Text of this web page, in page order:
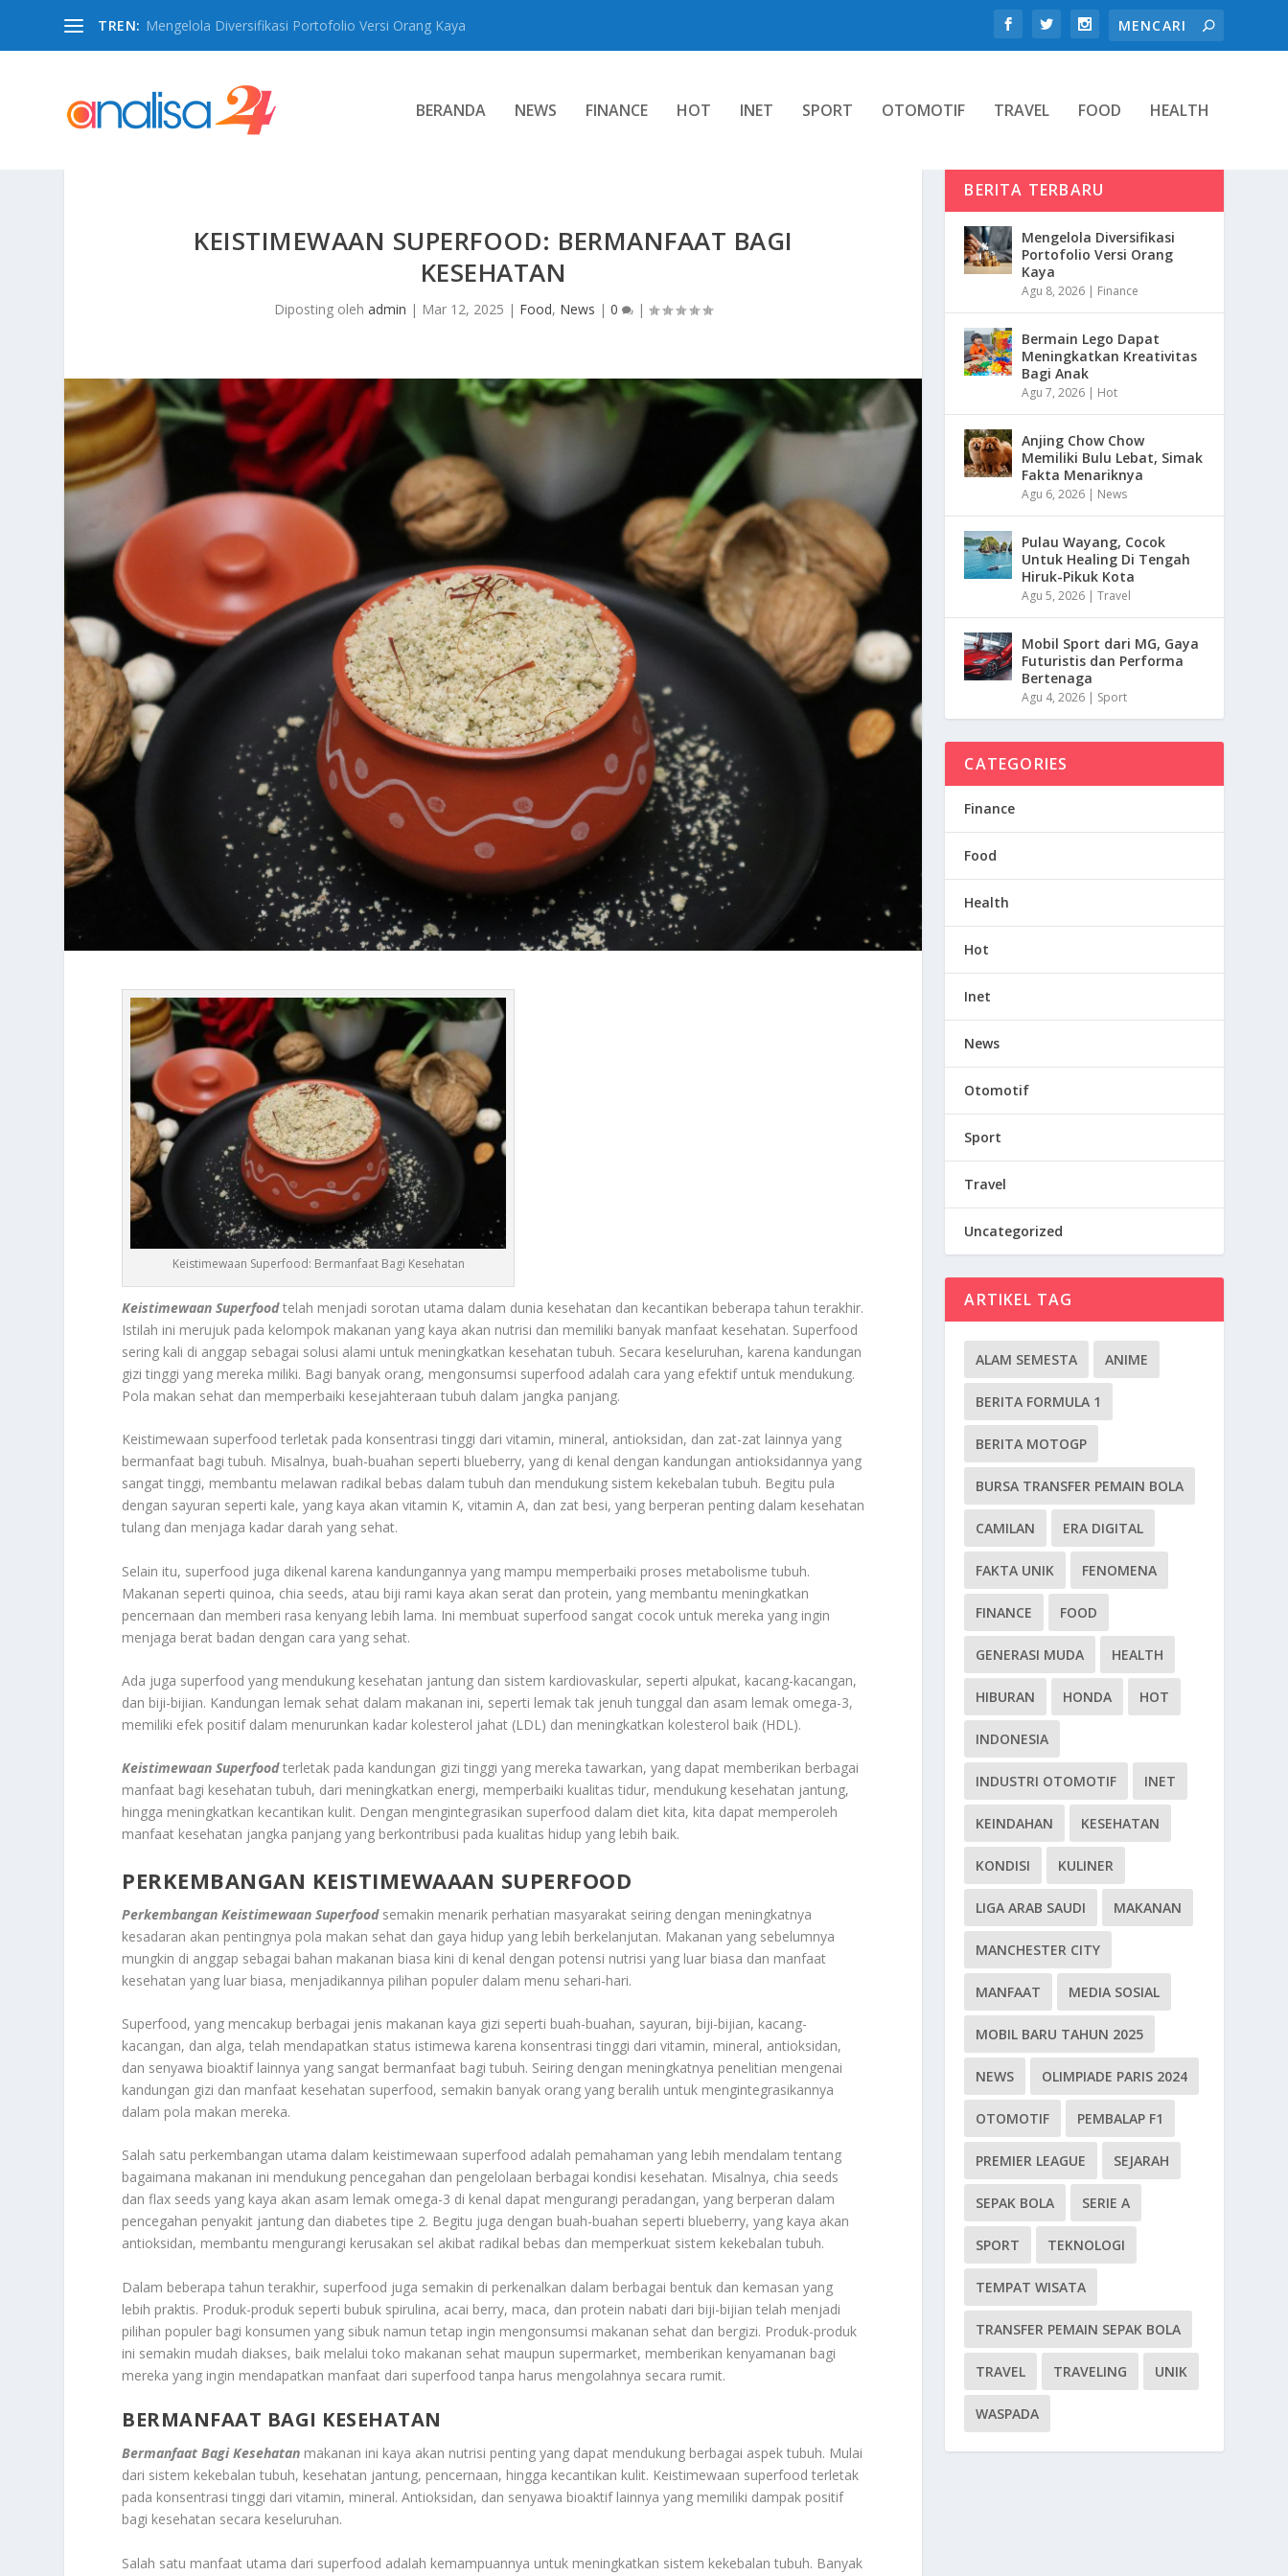
TREN: Mengelola Diversifikasi Portofolio Versi Orang Kaya
BERANDA NEWS FINANCE HOT INET SPORT OTOMOTIF TRAVEL FOOD HEALTH
KEISTIMEWAAN SUPERFOOD: BERMANFAAT BAGI
KESEHATAN
Diposting olehadmin | Mar 12, 2025 | Food, News |0 |
Keistimewaan Superfood: Bermanfaat Bagi Kesehatan
Keistimewaan Superfoodtelah menjadi sorotan utama dalam dunia kesehatan dan kecantikan beberapa tahun terakhir.
Istilah ini merujuk pada kelompok makanan yang kaya akan nutrisi dan memiliki banyak manfaat kesehatan. Superfood
sering kali di anggap sebagai solusi alami untuk meningkatkan kesehatan tubuh. Secara keseluruhan, karena kandungan
gizi tinggi yang mereka miliki. Bagi banyak orang, mengonsumsi superfood adalah cara yang efektif untuk mendukung.
Pola makan sehat dan memperbaiki kesejahteraan tubuh dalam jangka panjang.
Keistimewaan superfood terletak pada konsentrasi tinggi dari vitamin, mineral, antioksidan, dan zat-zat lainnya yang
bermanfaat bagi tubuh. Misalnya, buah-buahan seperti blueberry, yang di kenal dengan kandungan antioksidannya yang
sangat tinggi, membantu melawan radikal bebas dalam tubuh dan mendukung sistem kekebalan tubuh. Begitu pula
dengan sayuran seperti kale, yang kaya akan vitamin K, vitamin A, dan zat besi, yang berperan penting dalam kesehatan
tulang dan menjaga kadar darah yang sehat.
Selain itu, superfood juga dikenal karena kandungannya yang mampu memperbaiki proses metabolisme tubuh.
Makanan seperti quinoa, chia seeds, atau biji rami kaya akan serat dan protein, yang membantu meningkatkan
pencernaan dan memberi rasa kenyang lebih lama. Ini membuat superfood sangat cocok untuk mereka yang ingin
menjaga berat badan dengan cara yang sehat.
Ada juga superfood yang mendukung kesehatan jantung dan sistem kardiovaskular, seperti alpukat, kacang-kacangan,
dan biji-bijian. Kandungan lemak sehat dalam makanan ini, seperti lemak tak jenuh tunggal dan asam lemak omega-3,
memiliki efek positif dalam menurunkan kadar kolesterol jahat (LDL) dan meningkatkan kolesterol baik (HDL).
Keistimewaan Superfoodterletak pada kandungan gizi tinggi yang mereka tawarkan, yang dapat memberikan berbagai
manfaat bagi kesehatan tubuh, dari meningkatkan energi, memperbaiki kualitas tidur, mendukung kesehatan jantung,
hingga meningkatkan kecantikan kulit. Dengan mengintegrasikan superfood dalam diet kita, kita dapat memperoleh
manfaat kesehatan jangka panjang yang berkontribusi pada kualitas hidup yang lebih baik.
PERKEMBANGAN KEISTIMEWAAAN SUPERFOOD
Perkembangan Keistimewaan Superfoodsemakin menarik perhatian masyarakat seiring dengan meningkatnya
kesadaran akan pentingnya pola makan sehat dan gaya hidup yang lebih berkelanjutan. Makanan yang sebelumnya
mungkin di anggap sebagai bahan makanan biasa kini di kenal dengan potensi nutrisi yang luar biasa dan manfaat
kesehatan yang luar biasa, menjadikannya pilihan populer dalam menu sehari-hari.
Superfood, yang mencakup berbagai jenis makanan kaya gizi seperti buah-buahan, sayuran, biji-bijian, kacang-
kacangan, dan alga, telah mendapatkan status istimewa karena konsentrasi tinggi dari vitamin, mineral, antioksidan,
dan senyawa bioaktif lainnya yang sangat bermanfaat bagi tubuh. Seiring dengan meningkatnya penelitian mengenai
kandungan gizi dan manfaat kesehatan superfood, semakin banyak orang yang beralih untuk mengintegrasikannya
dalam pola makan mereka.
Salah satu perkembangan utama dalam keistimewaan superfood adalah pemahaman yang lebih mendalam tentang
bagaimana makanan ini mendukung pencegahan dan pengelolaan berbagai kondisi kesehatan. Misalnya, chia seeds
dan flax seeds yang kaya akan asam lemak omega-3 di kenal dapat mengurangi peradangan, yang berperan dalam
pencegahan penyakit jantung dan diabetes tipe 2. Begitu juga dengan buah-buahan seperti blueberry, yang kaya akan
antioksidan, membantu mengurangi kerusakan sel akibat radikal bebas dan memperkuat sistem kekebalan tubuh.
Dalam beberapa tahun terakhir, superfood juga semakin di perkenalkan dalam berbagai bentuk dan kemasan yang
lebih praktis. Produk-produk seperti bubuk spirulina, acai berry, maca, dan protein nabati dari biji-bijian telah menjadi
pilihan populer bagi konsumen yang sibuk namun tetap ingin mengonsumsi makanan sehat dan bergizi. Produk-produk
ini semakin mudah diakses, baik melalui toko makanan sehat maupun supermarket, memberikan kenyamanan bagi
mereka yang ingin mendapatkan manfaat dari superfood tanpa harus mengolahnya secara rumit.
BERMANFAAT BAGI KESEHATAN
Bermanfaat Bagi Kesehatan makanan ini kaya akan nutrisi penting yang dapat mendukung berbagai aspek tubuh. Mulai
dari sistem kekebalan tubuh, kesehatan jantung, pencernaan, hingga kecantikan kulit. Keistimewaan superfood terletak
pada konsentrasi tinggi dari vitamin, mineral. Antioksidan, dan senyawa bioaktif lainnya yang memiliki dampak positif
bagi kesehatan secara keseluruhan.
Salah satu manfaat utama dari superfood adalah kemampuannya untuk meningkatkan sistem kekebalan tubuh. Banyak
BERITA TERBARU
Mengelola Diversifikasi
Portofolio Versi Orang
Kaya
Agu 8, 2026 | Finance
Bermain Lego Dapat
Meningkatkan Kreativitas
Bagi Anak
Agu 7, 2026 | Hot
Anjing Chow Chow
Memiliki Bulu Lebat, Simak
Fakta Menariknya
Agu 6, 2026 | News
Pulau Wayang, Cocok
Untuk Healing Di Tengah
Hiruk-Pikuk Kota
Agu 5, 2026 |Travel
Mobil Sport dari MG, Gaya
Futuristis dan Performa
Bertenaga
Agu 4, 2026 | Sport
CATEGORIES
Finance
Food
Health
Hot
Inet
News
Otomotif
Sport
Travel
Uncategorized
ARTIKEL TAG
ALAM SEMESTA ANIME
BERITA FORMULA 1
BERITA MOTOGP
BURSA TRANSFER PEMAIN BOLA
CAMILAN ERA DIGITAL
FAKTA UNIK FENOMENA
FINANCE FOOD
GENERASI MUDA HEALTH
HIBURAN HONDA HOT
INDONESIA
INDUSTRI OTOMOTIF INET
KEINDAHAN KESEHATAN
KONDISI KULINER
LIGA ARAB SAUDI MAKANAN
MANCHESTER CITY
MANFAAT MEDIA SOSIAL
MOBIL BARU TAHUN 2025
NEWS OLIMPIADE PARIS 2024
OTOMOTIF PEMBALAP F1
PREMIER LEAGUE SEJARAH
SEPAK BOLA SERIE A
SPORT TEKNOLOGI
TEMPAT WISATA
TRANSFER PEMAIN SEPAK BOLA
TRAVEL TRAVELING UNIK
WASPADA